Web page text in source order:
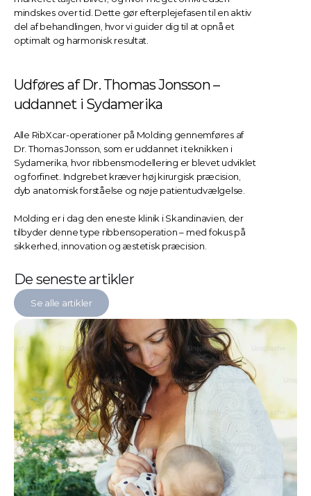
mindskes over tid. Dette gør efterplejefasen til en aktiv
del af behandlingen, hvor vi guider dig til at opnå et
optimalt og harmonisk resultat.
Udføres af Dr. Thomas Jonsson –
uddannet i Sydamerika
Alle RibXcar-operationer på Molding gennemføres af
Dr. Thomas Jonsson, som er uddannet i teknikken i
Sydamerika, hvor ribbensmodellering er blevet udviklet
og forfinet. Indgrebet kræver høj kirurgisk præcision,
dyb anatomisk forståelse og nøje patientudvælgelse.
Molding er i dag den eneste klinik i Skandinavien, der
tilbyder denne type ribbensoperation – med fokus på
sikkerhed, innovation og æstetisk præcision.
De seneste artikler
Se alle artikler